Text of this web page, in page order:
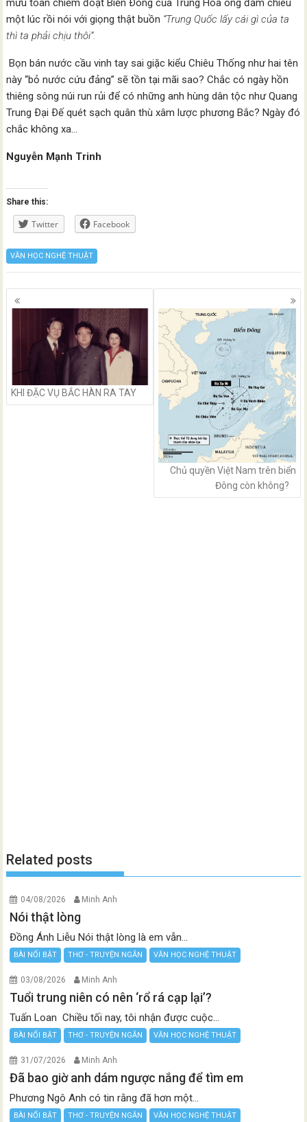
mưu toan chiếm đoạt Biển Ðông của Trung Hoa ông đăm chiêu
một lúc rồi nói với giọng thật buồn “Trung Quốc lấy cái gì của ta
thì ta phải chịu thôi”.
Bọn bán nước cầu vinh tay sai giặc kiểu Chiêu Thống như hai tên
này “bỏ nước cứu đảng” sẽ tồn tại mãi sao? Chắc có ngày hồn
thiêng sông núi run rủi để có những anh hùng dân tộc như Quang
Trung Ðại Ðế quét sạch quân thù xâm lược phương Bắc? Ngày đó
chắc không xa…
Nguyễn Mạnh Trinh
Share this:
Twitter Facebook
VĂN HỌC NGHỆ THUẬT
Posts
navigation
KHI ĐẶC VỤ BẮC HÀN RA TAY
Chủ quyền Việt Nam trên biển
Đông còn không?
Related posts
04/08/2026 Minh Anh
Nói thật lòng
Đồng Ánh Liễu Nói thật lòng là em vẫn...
BÀI NỔI BẬT THƠ - TRUYỆN NGẮN VĂN HỌC NGHỆ THUẬT
03/08/2026 Minh Anh
Tuổi trung niên có nên ‘rổ rá cạp lại’?
Tuấn Loan Chiều tối nay, tôi nhận được cuộc...
BÀI NỔI BẬT THƠ - TRUYỆN NGẮN VĂN HỌC NGHỆ THUẬT
31/07/2026 Minh Anh
Đã bao giờ anh dám ngược nắng để tìm em
Phương Ngô Anh có tin rằng đã hơn một...
BÀI NỔI BẬT THƠ - TRUYỆN NGẮN VĂN HỌC NGHỆ THUẬT